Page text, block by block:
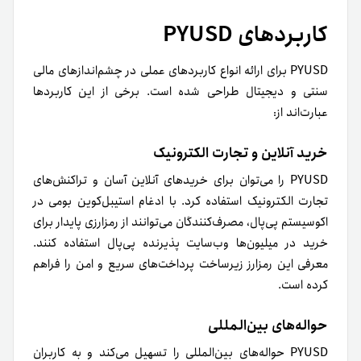
کاربردهای PYUSD
PYUSD برای ارائه انواع کاربردهای عملی در چشم‌اندازهای مالی
سنتی و دیجیتال طراحی شده است. برخی از این کاربردها
عبارت‌اند از:
خرید آنلاین و تجارت الکترونیک
PYUSD را می‌توان برای خریدهای آنلاین آسان و تراکنش‌های
تجارت الکترونیک استفاده کرد. با ادغام استیبل‌کوین بومی در
اکوسیستم پی‌پال، مصرف‌کنندگان می‌توانند از رمزارزی پایدار برای
خرید در میلیون‌ها وب‌سایت پذیرنده پی‌پال استفاده کنند.
معرفی این رمزارز زیرساخت پرداخت‌های سریع و امن را فراهم
کرده است.
حواله‌های بین‌المللی
PYUSD حواله‌های بین‌المللی را تسهیل می‌کند و به کاربران